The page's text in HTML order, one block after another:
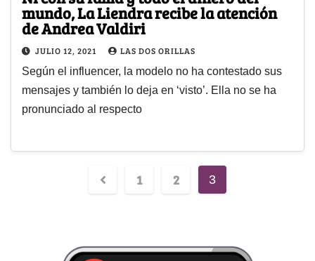
mundo, La Liendra recibe la atención
de Andrea Valdiri
JULIO 12, 2021 LAS DOS ORILLAS
Según el influencer, la modelo no ha contestado sus
mensajes y también lo deja en ‘visto’. Ella no se ha
pronunciado al respecto
1 2 3